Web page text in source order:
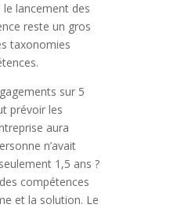
lancement des
reste un gros
taxonomies
sur 5
prévoir les
aura
n’avait
1,5 ans ?
compétences
et la solution. Le